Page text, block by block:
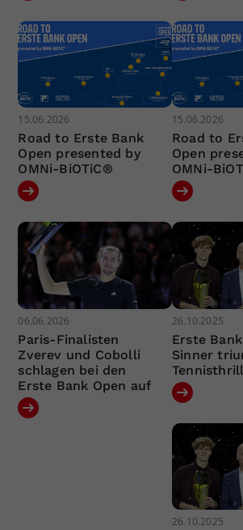
15.06.2026
Road to Erste Bank
Open presented by
OMNi-BiOTiC®
15.06.2026
Road to
Open
OMNi-
06.06.2026
Paris-Finalisten
Zverev und Cobolli
schlagen bei den
Erste Bank Open auf
26.10.2025
Erste
Sinner
26.10.2025